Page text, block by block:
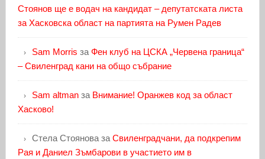
Стоянов ще е водач на кандидат – депутатската листа
за Хасковска област на партията на Румен Радев
Sam Morris за Фен клуб на ЦСКА „Червена граница“
– Свиленград кани на общо събрание
Sam altmanза Внимание! Оранжев код за област
Хасково!
Стела Стояноваза Свиленградчани, да подкрепим
Рая и Даниел Зъмбарови в участието им в